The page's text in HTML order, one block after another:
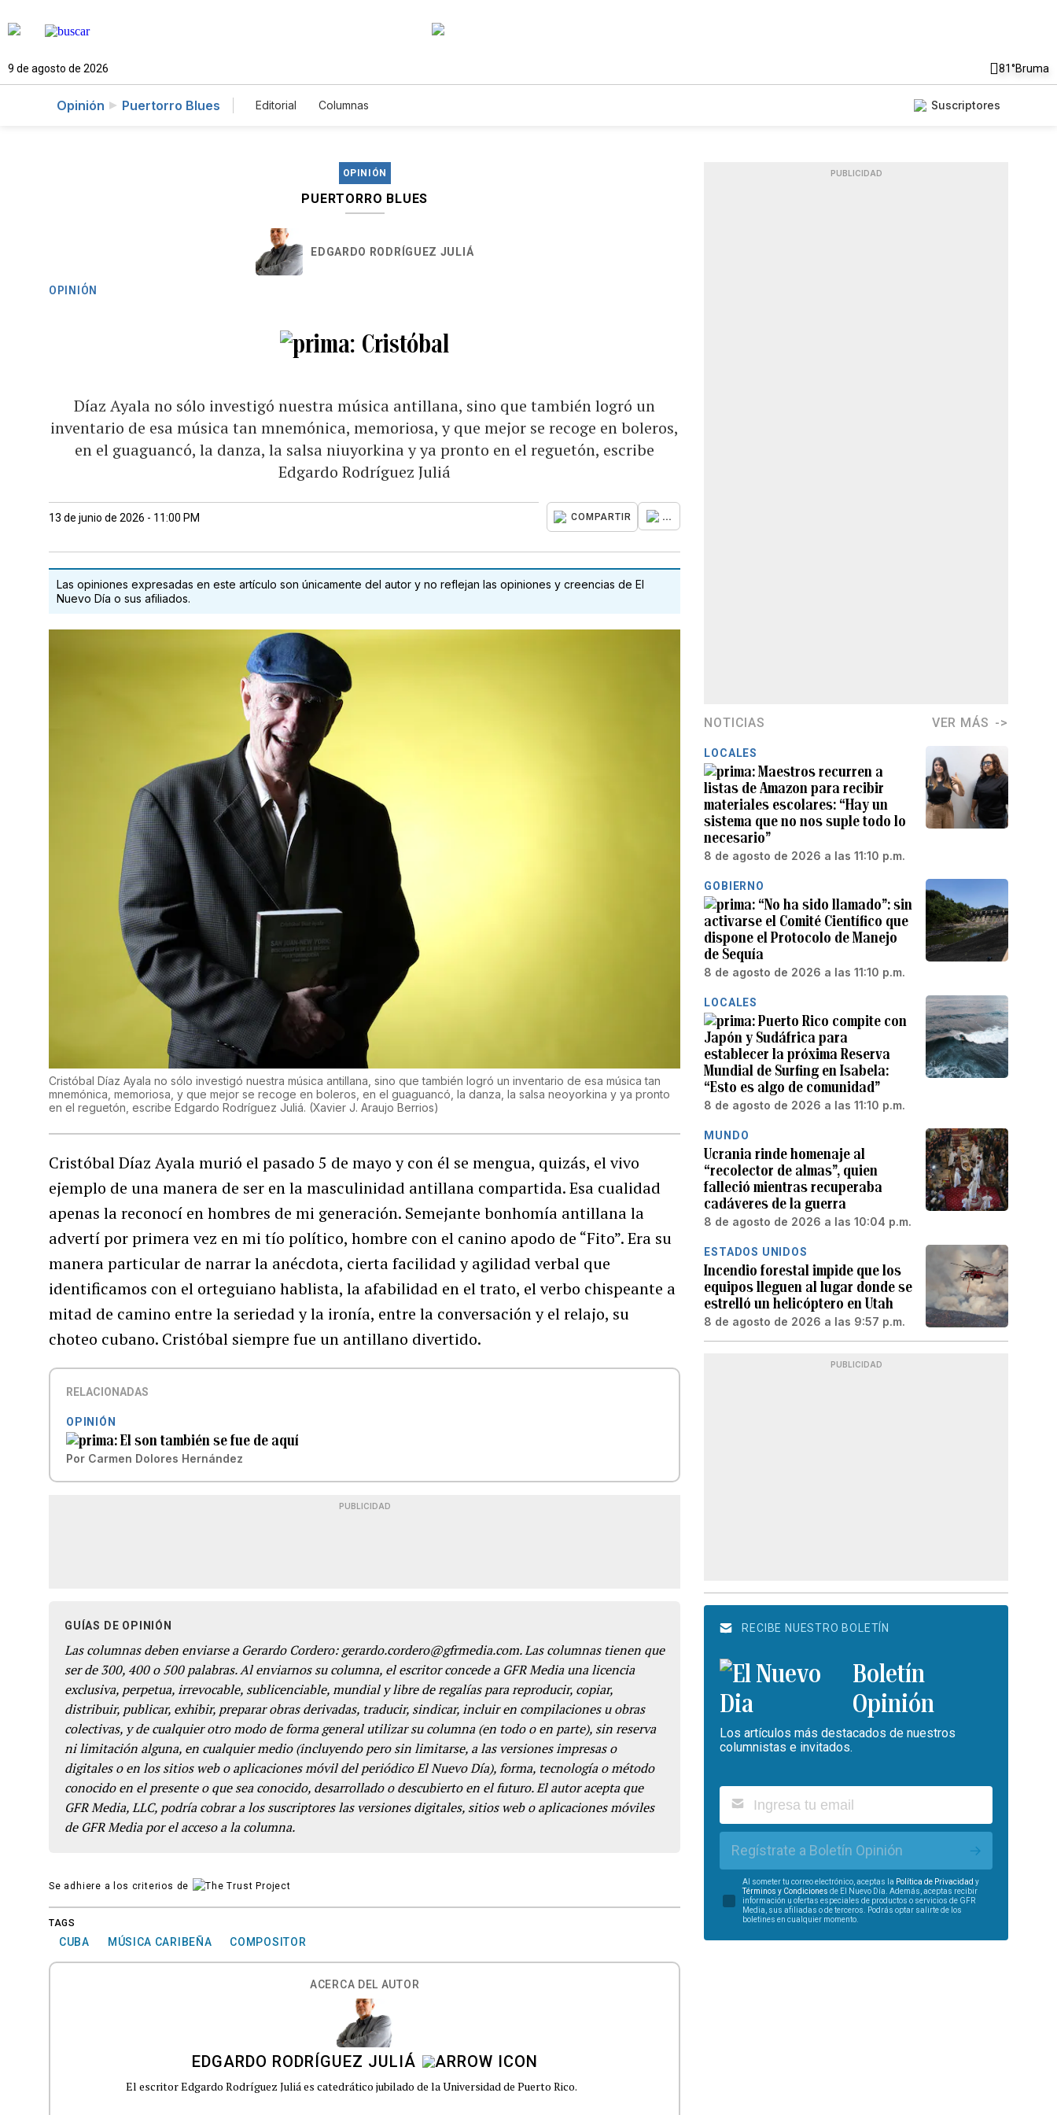
9 de agosto de 2026 81°Bruma
Opinión Puertorro Blues Editorial Columnas Suscriptores
OPINIÓN
PUERTORRO BLUES
EDGARDO RODRÍGUEZ JULIÁ
OPINIÓN
Cristóbal
Díaz Ayala no sólo investigó nuestra música antillana, sino que también logró un
inventario de esa música tan mnemónica, memoriosa, y que mejor se recoge en boleros,
en el guaguancó, la danza, la salsa niuyorkina y ya pronto en el reguetón, escribe
Edgardo Rodríguez Juliá
13 de junio de 2026 - 11:00 PM COMPARTIR ...
Las opiniones expresadas en este artículo son únicamente del autor y no reflejan las opiniones y creencias de El
Nuevo Día o sus afiliados.
Cristóbal Díaz Ayala no sólo investigó nuestra música antillana, sino que también logró un inventario de esa música tan
mnemónica, memoriosa, y que mejor se recoge en boleros, en el guaguancó, la danza, la salsa neoyorkina y ya pronto
en el reguetón, escribe Edgardo Rodríguez Juliá. (Xavier J. Araujo Berrios)
Cristóbal Díaz Ayala murió el pasado 5 de mayo y con él se mengua, quizás, el vivo
ejemplo de una manera de ser en la masculinidad antillana compartida. Esa cualidad
apenas la reconocí en hombres de mi generación. Semejante bonhomía antillana la
advertí por primera vez en mi tío político, hombre con el canino apodo de “Fito”. Era su
manera particular de narrar la anécdota, cierta facilidad y agilidad verbal que
identificamos con el orteguiano hablista, la afabilidad en el trato, el verbo chispeante a
mitad de camino entre la seriedad y la ironía, entre la conversación y el relajo, su
choteo cubano. Cristóbal siempre fue un antillano divertido.
RELACIONADAS
OPINIÓN
El son también se fue de aquí
Por Carmen Dolores Hernández
PUBLICIDAD
GUÍAS DE OPINIÓN
Las columnas deben enviarse a Gerardo Cordero: gerardo.cordero@gfrmedia.com. Las columnas tienen que
ser de 300, 400 o 500 palabras. Al enviarnos su columna, el escritor concede a GFR Media una licencia
exclusiva, perpetua, irrevocable, sublicenciable, mundial y libre de regalías para reproducir, copiar,
distribuir, publicar, exhibir, preparar obras derivadas, traducir, sindicar, incluir en compilaciones u obras
colectivas, y de cualquier otro modo de forma general utilizar su columna (en todo o en parte), sin reserva
ni limitación alguna, en cualquier medio (incluyendo pero sin limitarse, a las versiones impresas o
digitales o en los sitios web o aplicaciones móvil del periódico El Nuevo Día), forma, tecnología o método
conocido en el presente o que sea conocido, desarrollado o descubierto en el futuro. El autor acepta que
GFR Media, LLC, podría cobrar a los suscriptores las versiones digitales, sitios web o aplicaciones móviles
de GFR Media por el acceso a la columna.
Se adhiere a los criterios de
TAGS
CUBA MÚSICA CARIBEÑA COMPOSITOR
ACERCA DEL AUTOR
EDGARDO RODRÍGUEZ JULIÁ
El escritor Edgardo Rodríguez Juliá es catedrático jubilado de la Universidad de Puerto Rico.
PUBLICIDAD
NOTICIAS VER MÁS
LOCALES
Maestros recurren a
listas de Amazon para recibir
materiales escolares: “Hay un
sistema que no nos suple todo lo
necesario”
8 de agosto de 2026 a las 11:10 p.m.
GOBIERNO
“No ha sido llamado”: sin
activarse el Comité Científico que
dispone el Protocolo de Manejo
de Sequía
8 de agosto de 2026 a las 11:10 p.m.
LOCALES
Puerto Rico compite con
Japón y Sudáfrica para
establecer la próxima Reserva
Mundial de Surfing en Isabela:
“Esto es algo de comunidad”
8 de agosto de 2026 a las 11:10 p.m.
MUNDO
Ucrania rinde homenaje al
“recolector de almas”, quien
falleció mientras recuperaba
cadáveres de la guerra
8 de agosto de 2026 a las 10:04 p.m.
ESTADOS UNIDOS
Incendio forestal impide que los
equipos lleguen al lugar donde se
estrelló un helicóptero en Utah
8 de agosto de 2026 a las 9:57 p.m.
PUBLICIDAD
RECIBE NUESTRO BOLETÍN
Boletín
Opinión
Los artículos más destacados de nuestros
columnistas e invitados.
Regístrate a Boletín Opinión
Al someter tu correo electrónico, aceptas la Política de Privacidad y
Términos y Condiciones de El Nuevo Día. Además, aceptas recibir
información u ofertas especiales de productos o servicios de GFR
Media, sus afiliadas o de terceros. Podrás optar salirte de los
boletines en cualquier momento.